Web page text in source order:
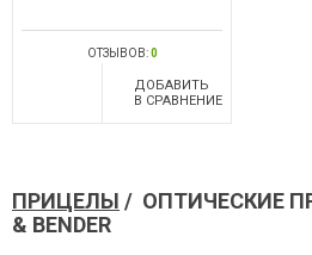
ОТЗЫВОВ:0
ДОБАВИТЬ
В СРАВНЕНИЕ
ПРИЦЕЛЫ / ОПТИЧЕСКИЕ
& BENDER